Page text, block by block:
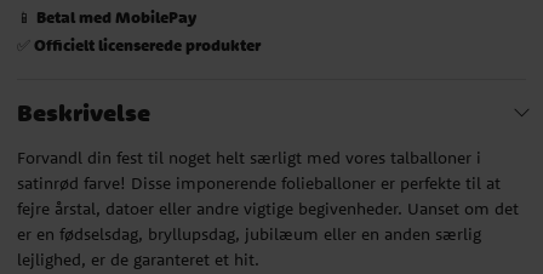
📱 Betal med MobilePay
✅ Officielt licenserede produkter
Beskrivelse
Forvandl din fest til noget helt særligt med vores talballoner i
satinrød farve! Disse imponerende folieballoner er perfekte til at
fejre årstal, datoer eller andre vigtige begivenheder. Uanset om det
er en fødselsdag, bryllupsdag, jubilæum eller en anden særlig
lejlighed, er de garanteret et hit.